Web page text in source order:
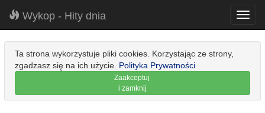
Wykop - Hity dnia
Ta strona wykorzystuje pliki cookies. Korzystając ze strony,
zgadzasz się na ich użycie. Polityka Prywatności
Zaakceptuj
i zamknij